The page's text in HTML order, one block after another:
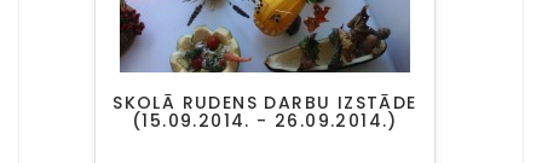
SKOLĀ RUDENS DARBU IZSTĀDE
(15.09.2014. - 26.09.2014.)